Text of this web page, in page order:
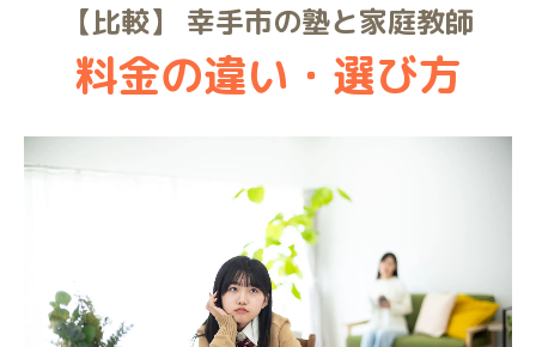
【比較】 幸手市の塾と家庭教師
料金の違い・選び方